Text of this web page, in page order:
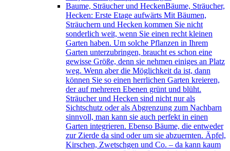
Baume, Sträucher und HeckenBäume, Sträucher,
Hecken: Erste Etage aufwärts Mit Bäumen,
Sträuchern und Hecken kommen Sie nicht
sonderlich weit, wenn Sie einen recht kleinen
Garten haben. Um solche Pflanzen in Ihrem
Garten unterzubringen, braucht es schon eine
gewisse Größe, denn sie nehmen einiges an Platz
weg. Wenn aber die Möglichkeit da ist, dann
können Sie so einen herrlichen Garten kreieren,
der auf mehreren Ebenen grünt und blüht.
Sträucher und Hecken sind nicht nur als
Sichtschutz oder als Abgrenzung zum Nachbarn
sinnvoll, man kann sie auch perfekt in einen
Garten integrieren. Ebenso Bäume, die entweder
zur Zierde da sind oder um sie abzuernten. Äpfel,
Kirschen, Zwetschgen und Co. – da kann kaum